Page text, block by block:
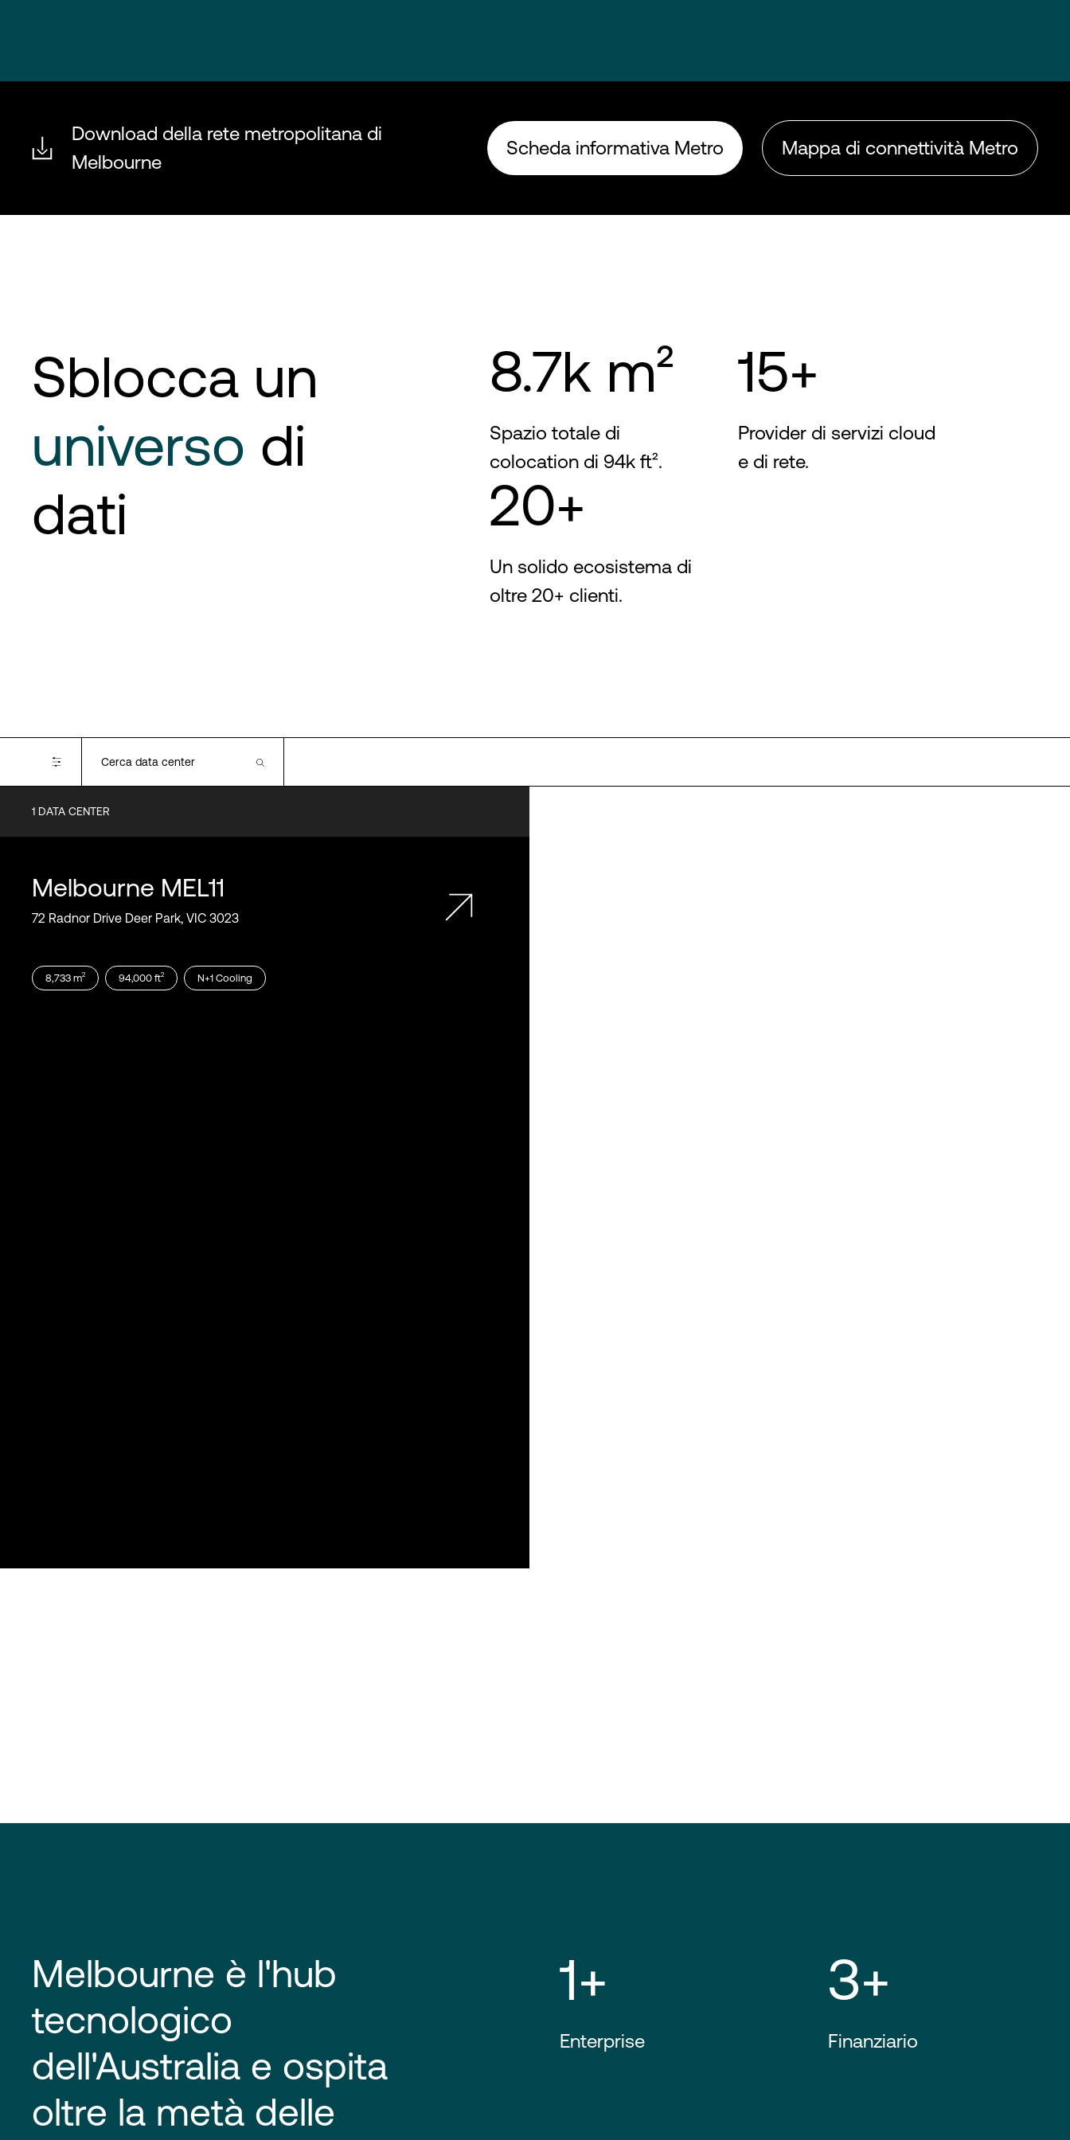
Download della rete metropolitana di
Melbourne
Scheda informativa Metro Mappa di connettività Metro
Sblocca un
universo di
dati
8.7k m²
Spazio totale di
colocation di 94k ft².
15+
Provider di servizi cloud
e di rete.
20+
Un solido ecosistema di
oltre 20+ clienti.
SOC 3 PCI DSS
ISO 9001 ISO 14001
1 DATA CENTER
Melbourne MEL11
72 Radnor Drive Deer Park, VIC 3023
8,733 m2 94,000 ft2 N+1 Cooling
Melbourne è l'hub
tecnologico
dell'Australia e ospita
oltre la metà delle
1+
Enterprise
3+
Finanziario